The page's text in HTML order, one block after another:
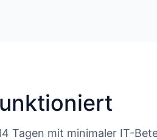
Tagen mit minimaler IT-